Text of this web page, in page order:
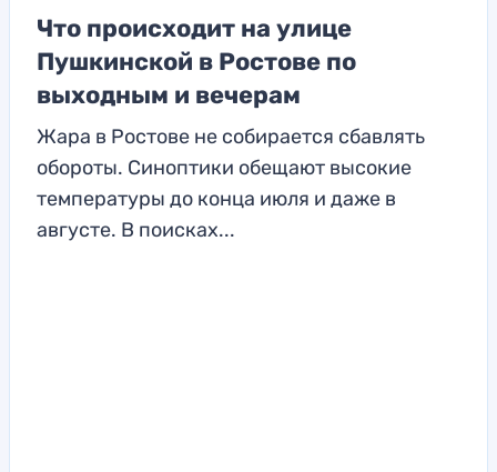
Что происходит на улице
Пушкинской в Ростове по
выходным и вечерам
Жара в Ростове не собирается сбавлять
обороты. Синоптики обещают высокие
температуры до конца июля и даже в
августе. В поисках...